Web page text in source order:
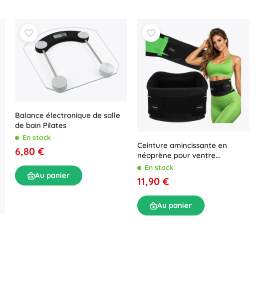
Balance électronique de salle
de bain Pilates
En stock
6,80 €
Au panier
Ceinture amincissante en
néoprène pour ventre
TRIZAND 120 cm
En stock
11,90 €
Au panier